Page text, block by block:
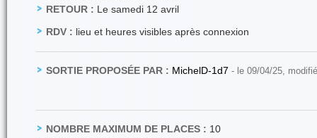
RETOUR : Le samedi 12 avril
RDV : lieu et heures visibles après connexion
SORTIE PROPOSÉE PAR : MichelD-1d7 - le 09/04/25,
NOMBRE MAXIMUM DE PLACES : 10